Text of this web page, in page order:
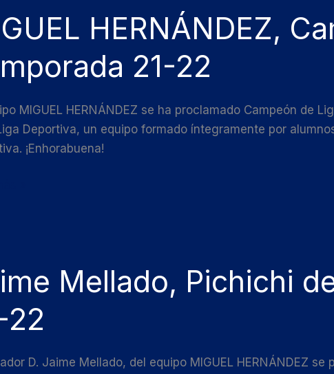
HERNÁNDEZ,
21-22
MIGUEL HERNÁNDEZ se ha proclamado Campeón de
Deportiva, un equipo formado íntegramente por
¡Enhorabuena!
Mellado, Pichichi
22
D. Jaime Mellado, del equipo MIGUEL HERNÁNDEZ